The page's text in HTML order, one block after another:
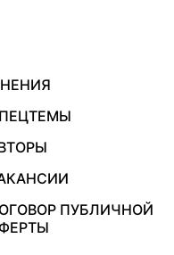
ПУБЛИЧНОЙ